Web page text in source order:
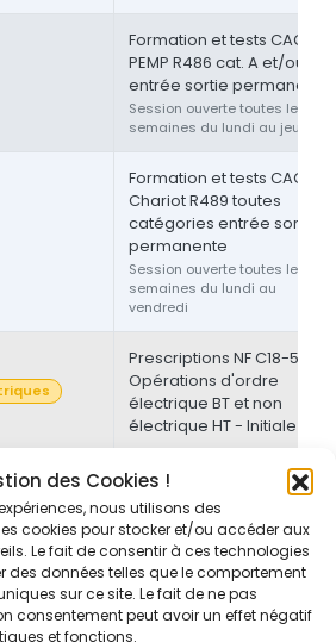
des Cookies !
nous utilisons des
cookies pour stocker et/ou accéder aux
Le fait de consentir à ces technologies
des données telles que le comportement
sur ce site. Le fait de ne pas
consentement peut avoir un effet négatif
et fonctions.
Formation et tests CACES®
PEMP R486 cat. A et/ou B
entrée sortie permanente
Session ouverte toutes les
semaines du lundi au jeudi
Formation et tests CACES®
Chariot R489 toutes
catégories entrée sortie
permanente
Session ouverte toutes les
semaines du lundi au
vendredi
Prescriptions NF C18-510 -
Opérations d'ordre
électrique BT et non
électrique HT - Initiale
Prescriptions NF C18-510 -
Opérations d'ordre non-
électrique BT et/ou HT -
Initiale/Recyclage
Prescriptions NF C18-510 -
Opérations d'ordre non-